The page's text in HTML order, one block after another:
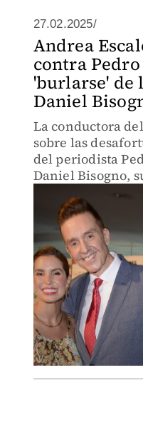
27.02.2025/
Andrea
contra
'burlarse' de
Daniel
La conductora
sobre las
del periodista
Daniel Bisogno,